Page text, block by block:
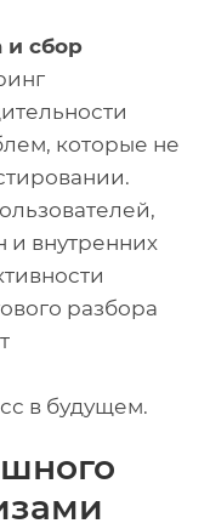
и сбор
которые не
и внутренних
разбора
в будущем.